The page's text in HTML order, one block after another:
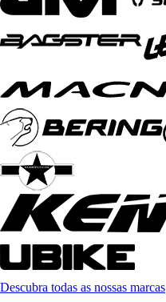
Descubra todas as nossas marcas